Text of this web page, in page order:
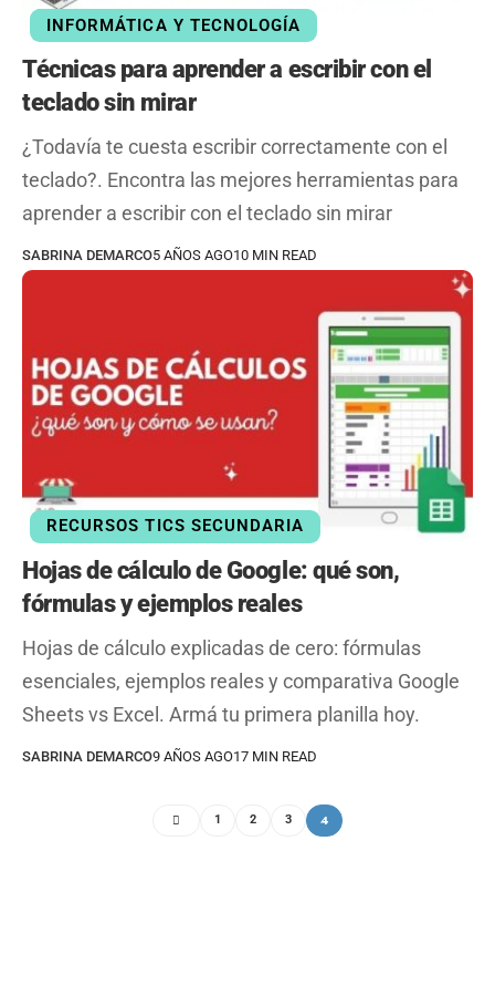
INFORMÁTICA Y TECNOLOGÍA
Técnicas para aprender a escribir con el
teclado sin mirar
¿Todavía te cuesta escribir correctamente con el
teclado?. Encontra las mejores herramientas para
aprender a escribir con el teclado sin mirar
SABRINA DEMARCO5 AÑOS AGO10 MIN READ
RECURSOS TICS SECUNDARIA
Hojas de cálculo de Google: qué son,
fórmulas y ejemplos reales
Hojas de cálculo explicadas de cero: fórmulas
esenciales, ejemplos reales y comparativa Google
Sheets vs Excel. Armá tu primera planilla hoy.
SABRINA DEMARCO9 AÑOS AGO17 MIN READ
1 2 3 4